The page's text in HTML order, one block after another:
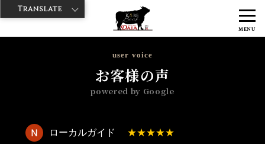
MENU
神戸牛ダイヤ > 神戸牛ダイア すし屋通り店
ロー
user voice
お客様の声
powered by Google
ローカルガイド
Translate